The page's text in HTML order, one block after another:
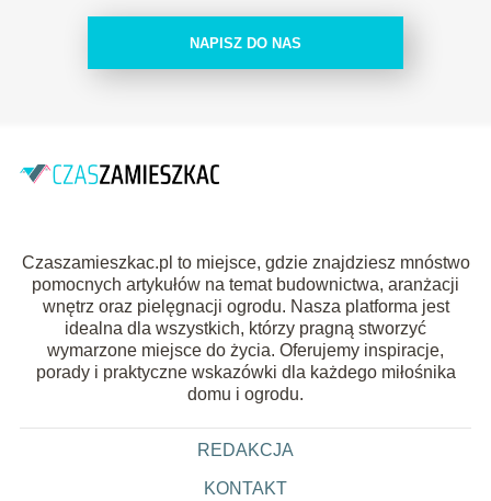
NAPISZ DO NAS
Czaszamieszkac.pl to miejsce, gdzie znajdziesz mnóstwo
pomocnych artykułów na temat budownictwa, aranżacji
wnętrz oraz pielęgnacji ogrodu. Nasza platforma jest
idealna dla wszystkich, którzy pragną stworzyć
wymarzone miejsce do życia. Oferujemy inspiracje,
porady i praktyczne wskazówki dla każdego miłośnika
domu i ogrodu.
REDAKCJA
KONTAKT